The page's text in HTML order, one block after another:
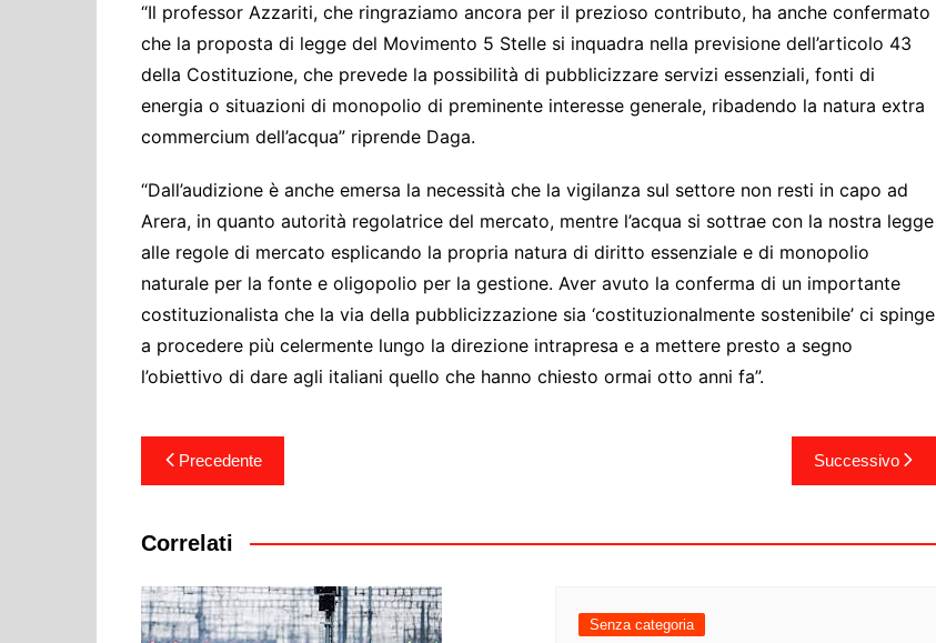
“Il professor Azzariti, che ringraziamo ancora per il prezioso contributo, ha anche confermato
che la proposta di legge del Movimento 5 Stelle si inquadra nella previsione dell’articolo 43
della Costituzione, che prevede la possibilità di pubblicizzare servizi essenziali, fonti di
energia o situazioni di monopolio di preminente interesse generale, ribadendo la natura extra
commercium dell’acqua” riprende Daga.
“Dall’audizione è anche emersa la necessità che la vigilanza sul settore non resti in capo ad
Arera, in quanto autorità regolatrice del mercato, mentre l’acqua si sottrae con la nostra legge
alle regole di mercato esplicando la propria natura di diritto essenziale e di monopolio
naturale per la fonte e oligopolio per la gestione. Aver avuto la conferma di un importante
costituzionalista che la via della pubblicizzazione sia ‘costituzionalmente sostenibile’ ci spinge
a procedere più celermente lungo la direzione intrapresa e a mettere presto a segno
l’obiettivo di dare agli italiani quello che hanno chiesto ormai otto anni fa”.
Navigazione
articoli
Precedente Successivo
Correlati
Senza categoria